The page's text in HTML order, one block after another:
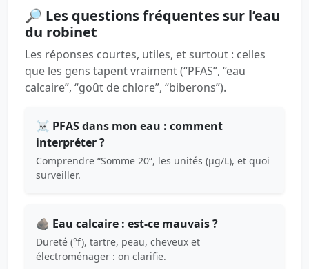
🔎 Les questions fréquentes sur l’eau
du robinet
Les réponses courtes, utiles, et surtout : celles
que les gens tapent vraiment (“PFAS”, “eau
calcaire”, “goût de chlore”, “biberons”).
☠️ PFAS dans mon eau : comment
interpréter ?
Comprendre “Somme 20”, les unités (µg/L), et quoi
surveiller.
🪨 Eau calcaire : est-ce mauvais ?
Dureté (°f), tartre, peau, cheveux et
électroménager : on clarifie.